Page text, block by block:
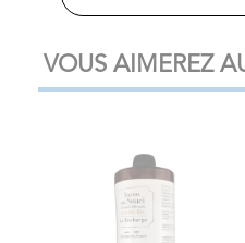
VOUS AIMEREZ